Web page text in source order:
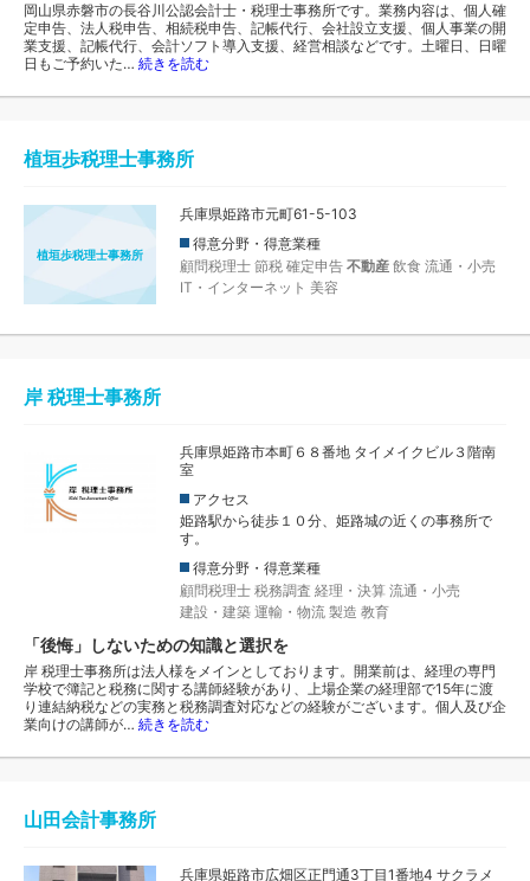
岡山県赤磐市の長谷川公認会計士・税理士事務所です。業務内容は、個人確
定申告、法人税申告、相続税申告、記帳代行、会社設立支援、個人事業の開
業支援、記帳代行、会計ソフト導入支援、経営相談などです。土曜日、日曜
日もご予約いた… 続きを読む
植垣歩税理士事務所
植垣歩税理士事務所
兵庫県姫路市元町61-5-103
得意分野・得意業種
顧問税理士 節税 確定申告 不動産 飲食 流通・小売
IT・インターネット 美容
岸 税理士事務所
兵庫県姫路市本町６８番地 タイメイクビル３階南
室
アクセス
姫路駅から徒歩１０分、姫路城の近くの事務所で
す。
得意分野・得意業種
顧問税理士 税務調査 経理・決算 流通・小売
建設・建築 運輸・物流 製造 教育
「後悔」しないための知識と選択を
岸 税理士事務所は法人様をメインとしております。開業前は、経理の専門
学校で簿記と税務に関する講師経験があり、上場企業の経理部で15年に渡
り連結納税などの実務と税務調査対応などの経験がございます。個人及び企
業向けの講師が… 続きを読む
山田会計事務所
兵庫県姫路市広畑区正門通3丁目1番地4 サクラメ